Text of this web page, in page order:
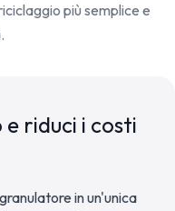
più semplice e
e riduci i costi
in un'unica